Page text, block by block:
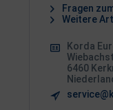
Fragen
Weitere
Korda
6460